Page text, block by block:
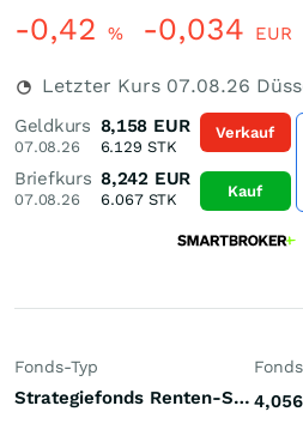
-0,42 % -0,034 EUR
Letzter Kurs 07.08.26
Geldkurs
07.08.26
8,158 EUR
6.129 STK
Briefkurs
07.08.26
8,242 EUR
6.067STK
Verkauf
Kauf
Fonds-Typ
Strategiefonds Renten-Strategie Multi-Strategy Welt